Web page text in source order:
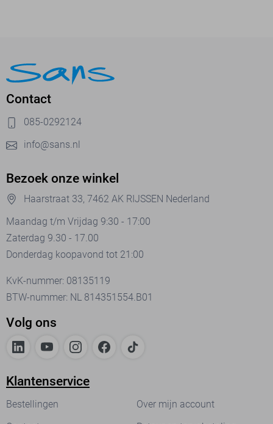
Contact
085-0292124
info@sans.nl
Bezoek onze winkel
Haarstraat 33, 7462 AK RIJSSEN Nederland
Maandag t/m Vrijdag 9:30 - 17:00
Zaterdag 9.30 - 17.00
Donderdag koopavond tot 21:00
KvK-nummer: 08135119
BTW-nummer: NL 814351554.B01
Volg ons
Klantenservice
Bestellingen
Over mijn account